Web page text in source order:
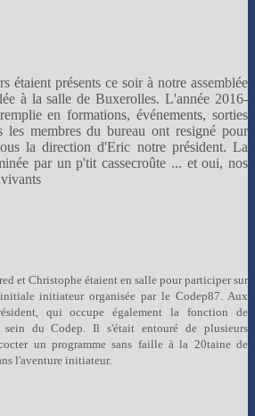
étaient présents ce soir à notre assemblée
à la salle de Buxerolles. L'année 2016-
en formations, événements, sorties
membres du bureau ont resigné pour
la direction d'Eric notre président. La
par un p'tit cassecroûte ... et oui, nos
et Christophe étaient en salle pour participer sur
initiateur organisée par le Codep87. Aux
qui occupe également la fonction de
sein du Codep. Il s'était entouré de plusieurs
un programme sans faille à la 20taine de
l'aventure initiateur.